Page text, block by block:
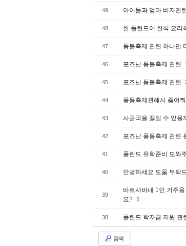
49 아이들과 엄마 비자관
48 한.폴란드어 한식 요리
47 등불축제 관련 하나만
46 포즈난 등불축제 관련
45 포즈난 등불축제 관련
44 풍등축제관해서 좀여
43 사골국을 끓일 수 있을
42 포즈난 풍등축제 관련
41 폴란드 유학준비 도와
40 안녕하세요 도움 부탁
39
바르샤바내 1인 거주
요? 1
38 폴란드 학자금 지원 관
검색